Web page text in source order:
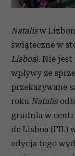
Natalisw
świąteczne w
Lisboa). Nie jest
wpływy ze
przekazywane
roku Natalis
grudnia w
de Lisboa (FIL)
edycja tego